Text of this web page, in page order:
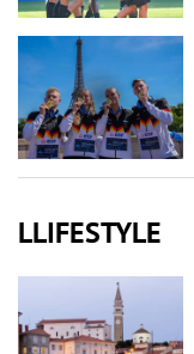
LLIFESTYLE